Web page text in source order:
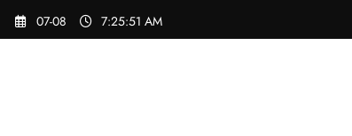
Saltar
07-08 7:25:51 AM